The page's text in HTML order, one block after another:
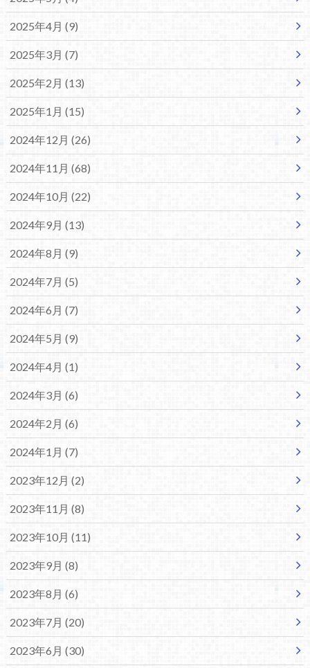
2025年4月 (9)
2025年3月 (7)
2025年2月 (13)
2025年1月 (15)
2024年12月 (26)
2024年11月 (68)
2024年10月 (22)
2024年9月 (13)
2024年8月 (9)
2024年7月 (5)
2024年6月 (7)
2024年5月 (9)
2024年4月 (1)
2024年3月 (6)
2024年2月 (6)
2024年1月 (7)
2023年12月 (2)
2023年11月 (8)
2023年10月 (11)
2023年9月 (8)
2023年8月 (6)
2023年7月 (20)
2023年6月 (30)